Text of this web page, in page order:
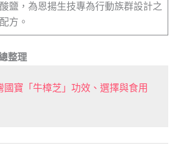
鹽，為恩揚生技專為行動族群設計之
方。
整理
國寶「牛樟芝」功效、選擇與食用